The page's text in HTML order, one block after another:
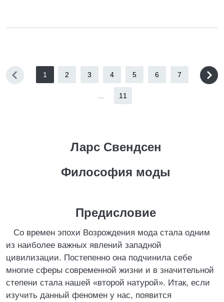
1 2 3 4 5 6 7
11
Ларс Свендсен
Философия моды
Предисловие
Со времен эпохи Возрождения мода стала одним
из наиболее важных явлений западной
цивилизации. Постепенно она подчинила себе
многие сферы современной жизни и в значительной
степени стала нашей «второй натурой». Итак, если
изучить данный феномен у нас, появится